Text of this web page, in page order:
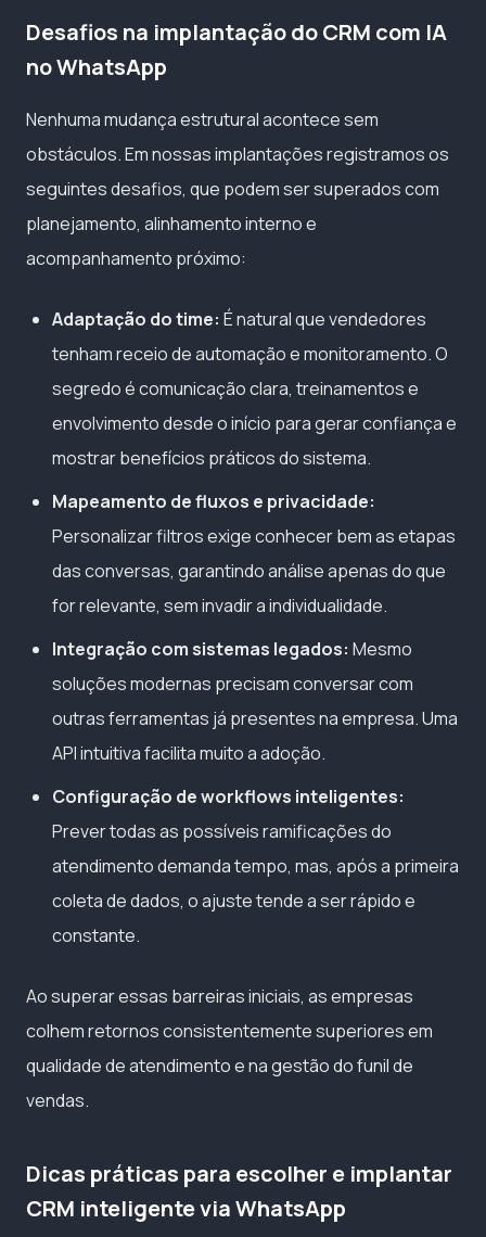
Desafios na implantação do CRM com IA
no WhatsApp
Nenhuma mudança estrutural acontece sem
obstáculos. Em nossas implantações registramos os
seguintes desafios, que podem ser superados com
planejamento, alinhamento interno e
acompanhamento próximo:
Adaptação do time: É natural que vendedores
tenham receio de automação e monitoramento. O
segredo é comunicação clara, treinamentos e
envolvimento desde o início para gerar confiança e
mostrar benefícios práticos do sistema.
Mapeamento de fluxos e privacidade:
Personalizar filtros exige conhecer bem as etapas
das conversas, garantindo análise apenas do que
for relevante, sem invadir a individualidade.
Integração com sistemas legados: Mesmo
soluções modernas precisam conversar com
outras ferramentas já presentes na empresa. Uma
API intuitiva facilita muito a adoção.
Configuração de workflows inteligentes:
Prever todas as possíveis ramificações do
atendimento demanda tempo, mas, após a primeira
coleta de dados, o ajuste tende a ser rápido e
constante.
Ao superar essas barreiras iniciais, as empresas
colhem retornos consistentemente superiores em
qualidade de atendimento e na gestão do funil de
vendas.
Dicas práticas para escolher e implantar
CRM inteligente via WhatsApp